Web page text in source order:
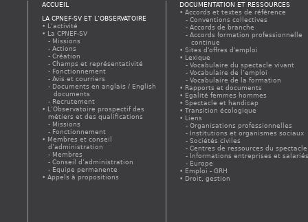
ACCUEIL
LA CPNEF-SV ET L’OBSERVATOIRE
L’activité
La CPNEF-SV
Missions
Actions
Création
Champs et représentativité
Fonctionnement
Avis et courriers
Documents en anglais / English
documents
Recrutement
L’Observatoire prospectif des
métiers et des qualifications
Missions
Fonctionnement
Membres et conseil
d’administration
Membres
Conseil d’administration
Équipe permanente
Appels à propositions
DOCUMENTATION ET RESSOURCES
Accords et textes de référence
Conventions collectives
Accords de branche
Accords formation professionnelle
continue
Sites d'offres d'emploi
Lexique
Vocabulaire du spectacle vivant
Vocabulaire de l’emploi
Vocabulaire de la formation
Rapports et documents
Egalité femmes hommes
Spectacle et handicap
Transition écologique
Liens
Organisations professionnelles
Institutions et organismes sociaux
Sociétés civiles
Centres de ressources du spectacle
Informations entreprises et
Europe
Emploi - GRH
Droit, gestion